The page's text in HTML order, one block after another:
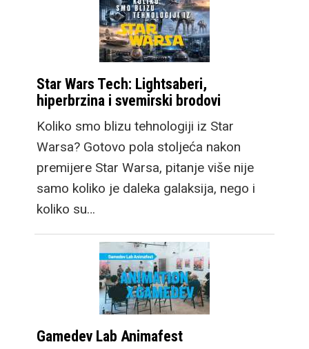
Ovdje je sada i treći
model, Galaxy Z Fold8
koji donosi potpuno
novi format gledanja.
Taktički je dizajniran da
vanjski zaslon ima
omjere stranica 16:10,
nalik modernim
laptopima kao i office
standardnih mobitela, a
nesvakidašnji dizajn
brzo nam je prirastao
srcu. No, prava
prednost vidi se kada
Star Wars Tech: Lightsaberi,
hiperbrzina i svemirski brodovi
Koliko smo blizu tehnologiji iz Star
Warsa? Gotovo pola stoljeća nakon
premijere Star Warsa, pitanje više nije
samo koliko je daleka galaksija, nego i
koliko su…
Gamedev Lab Animafest